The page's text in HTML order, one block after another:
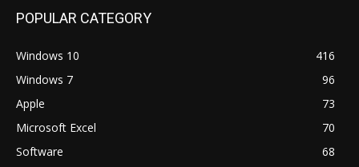
POPULAR CATEGORY
Windows 10
416
Windows 7
96
Apple
73
Microsoft Excel
70
Software
68